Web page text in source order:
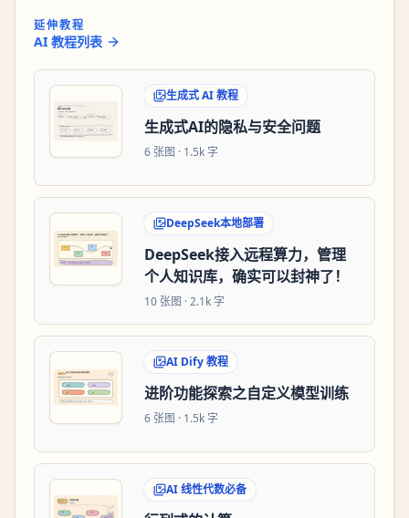
延伸教程
AI 教程列表
生成式 AI 教程
生成式AI的隐私与安全问题
6 张图 · 1.5k 字
DeepSeek本地部署
DeepSeek接入远程算力，管理
个人知识库，确实可以封神了！
10 张图 ·2.1k 字
AI Dify 教程
进阶功能探索之自定义模型训练
6 张图 · 1.5k 字
AI 线性代数必备